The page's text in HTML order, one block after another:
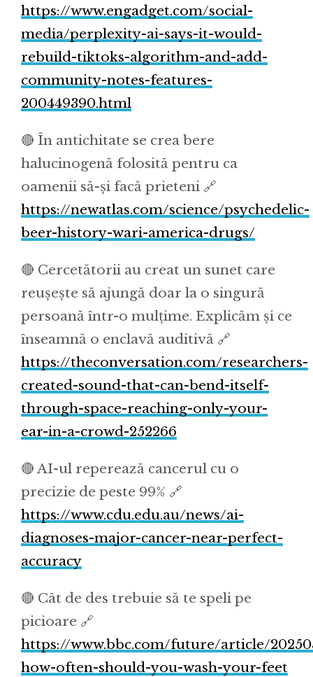
https://www.engadget.com/social-
media/perplexity-ai-says-it-would-
rebuild-tiktoks-algorithm-and-add-
community-notes-features-
200449390.html
🔴 În antichitate se crea bere
halucinogenă folosită pentru ca
oamenii să-și facă prieteni 🔗
https://newatlas.com/science/psychedelic-
beer-history-wari-america-drugs/
🔴 Cercetătorii au creat un sunet care
reușește să ajungă doar la o singură
persoană într-o mulțime. Explicăm și ce
înseamnă o enclavă auditivă 🔗
https://theconversation.com/researchers-
created-sound-that-can-bend-itself-
through-space-reaching-only-your-
ear-in-a-crowd-252266
🔴 AI-ul reperează cancerul cu o
precizie de peste 99% 🔗
https://www.cdu.edu.au/news/ai-
diagnoses-major-cancer-near-perfect-
accuracy
🔴 Cât de des trebuie să te speli pe
picioare 🔗
https://www.bbc.com/future/article/
how-often-should-you-wash-your-feet